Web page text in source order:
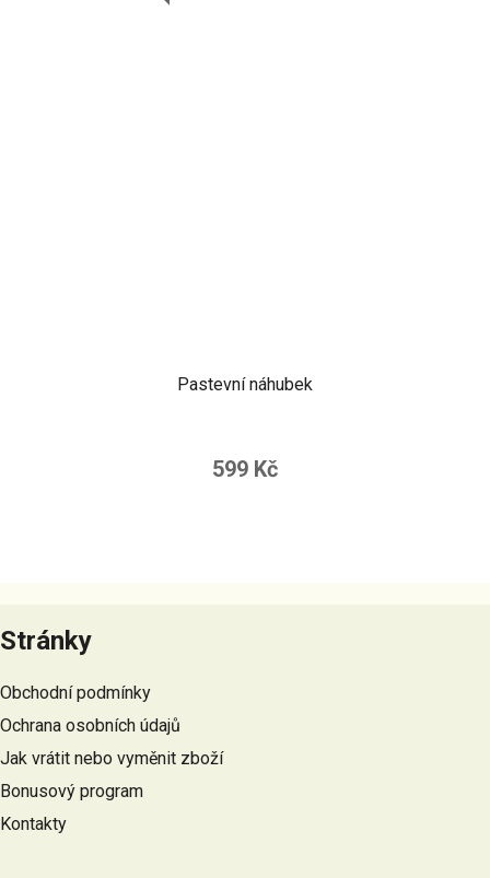
Pastevní náhubek
599 Kč
á
p
a
t
í
Stránky
Obchodní podmínky
Ochrana osobních údajů
Jak vrátit nebo vyměnit zboží
Bonusový program
Kontakty